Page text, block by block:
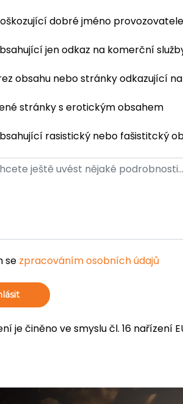
dobré jméno provozovatele
jen odkaz na komerční
obsahu nebo stránky odkazující
stránky s erotickým obsahem
rasistický nebo fašistitcký
se zpracováním osobních údajů
je činěno ve smyslu čl. 16 nařízení